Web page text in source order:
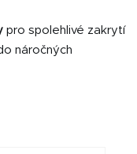
pro spolehlivé zakrytí
náročných